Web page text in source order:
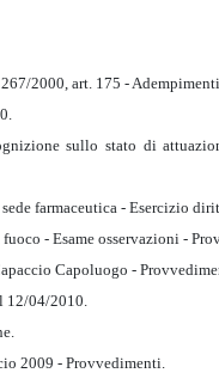
2000, art. 175 - Adempimenti.
sullo stato di
farmaceutica - Esercizio
- Esame osservazioni -
Capoluogo -
12/04/2010.
2009 - Provvedimenti.